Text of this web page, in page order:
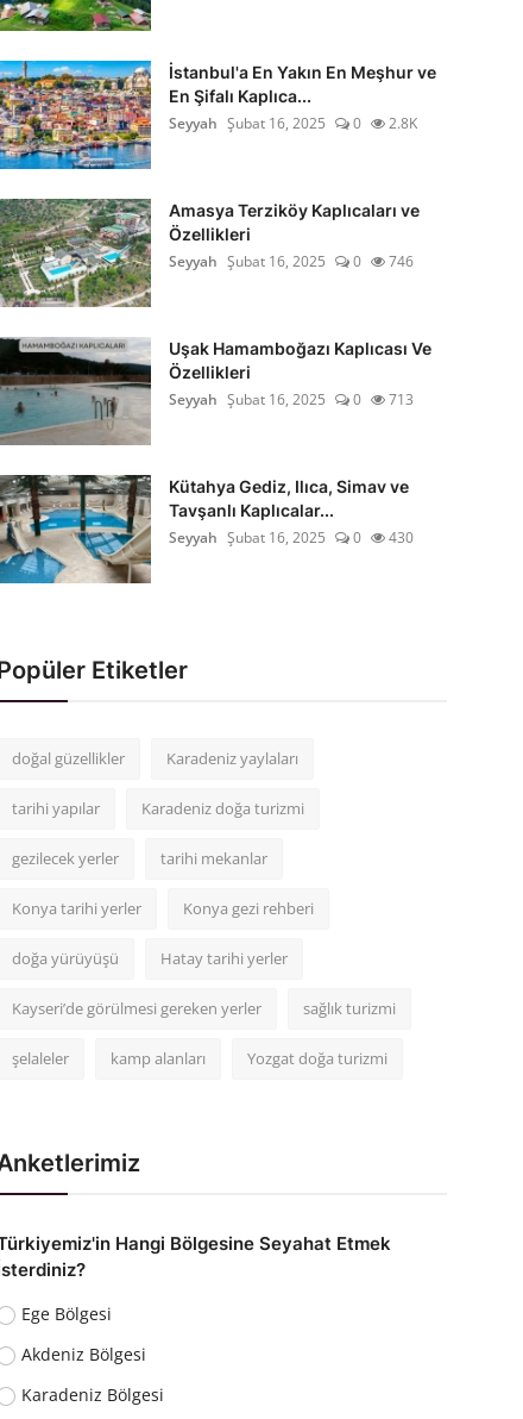
İstanbul'a En Yakın En Meşhur ve
En Şifalı Kaplıca...
Seyyah Şubat 16, 2025 0 2.8K
Amasya Terziköy Kaplıcaları ve
Özellikleri
Seyyah Şubat 16, 2025 0 746
Uşak Hamamboğazı Kaplıcası Ve
Özellikleri
Seyyah Şubat 16, 2025 0 713
Kütahya Gediz, Ilıca, Simav ve
Tavşanlı Kaplıcalar...
Seyyah Şubat 16, 2025 0 430
Etiketler
doğal güzellikler Karadeniz yaylaları
tarihi yapılar Karadeniz doğa turizmi
gezilecek yerler tarihi mekanlar
Konya tarihi yerler Konya gezi rehberi
doğa yürüyüşü Hatay tarihi yerler
Kayseri’de görülmesi gereken yerler sağlık turizmi
şelaleler kamp alanları Yozgat doğa turizmi
Hangi Bölgesine Seyahat Etmek
Ege Bölgesi
Akdeniz Bölgesi
Karadeniz Bölgesi